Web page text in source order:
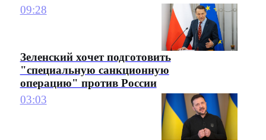
09:28
Зеленский хочет подготовить
"специальную санкционную
операцию" против России
03:03